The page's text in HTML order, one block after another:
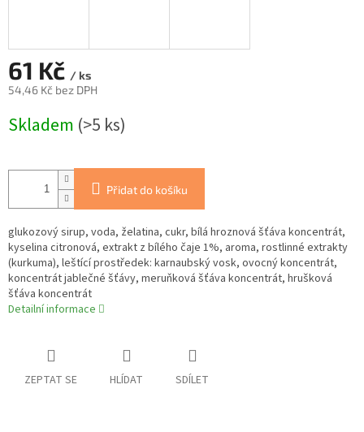
61 Kč / ks
54,46 Kč bez DPH
cena:
Skladem (>5 ks)
Přidat do košíku
glukozový sirup, voda, želatina, cukr, bílá hroznová šťáva koncentrát,
kyselina citronová, extrakt z bílého čaje 1%, aroma, rostlinné extrakty
(kurkuma), leštící prostředek: karnaubský vosk, ovocný koncentrát,
koncentrát jablečné šťávy, meruňková šťáva koncentrát, hrušková
šťáva koncentrát
Detailní informace
ZEPTAT SE HLÍDAT SDÍLET